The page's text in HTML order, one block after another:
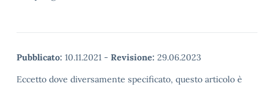
Pubblicato: 10.11.2021 - Revisione: 29.06.2023
Eccetto dove diversamente specificato, questo articolo è